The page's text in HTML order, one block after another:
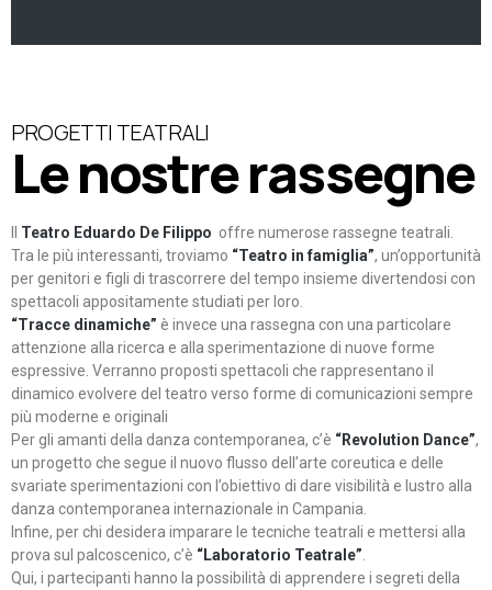
PROGETTI TEATRALI
Le nostre rassegne
Teatro Eduardo De Filippo offre numerose rassegne teatrali.
Tra le più interessanti, troviamo “Teatro in famiglia”, un’opportunità
per genitori e figli di trascorrere del tempo insieme divertendosi con
spettacoli appositamente studiati per loro.
“Tracce dinamiche” è invece una rassegna con una particolare
attenzione alla ricerca e alla sperimentazione di nuove forme
espressive. Verranno proposti spettacoli che rappresentano il
dinamico evolvere del teatro verso forme di comunicazioni sempre
più moderne e originali
Per gli amanti della danza contemporanea, c’è “Revolution Dance”,
un progetto che segue il nuovo flusso dell’arte coreutica e delle
svariate sperimentazioni con l’obiettivo di dare visibilità e lustro alla
danza contemporanea internazionale in Campania.
Infine, per chi desidera imparare le tecniche teatrali e mettersi alla
prova sul palcoscenico, c’è “Laboratorio Teatrale”
Qui, i partecipanti hanno la possibilità di apprendere i segreti della